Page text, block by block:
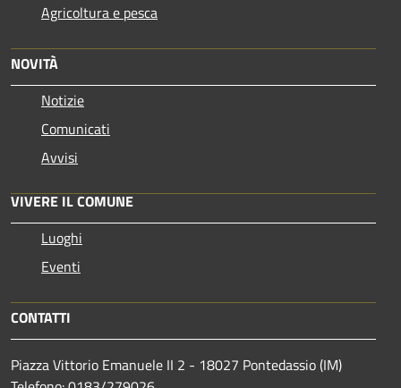
Agricoltura e pesca
NOVITÀ
Notizie
Comunicati
Avvisi
VIVERE IL COMUNE
Luoghi
Eventi
CONTATTI
Piazza Vittorio Emanuele II 2 - 18027 Pontedassio (IM)